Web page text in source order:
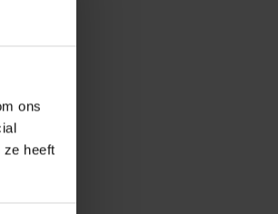
ons
ze heeft